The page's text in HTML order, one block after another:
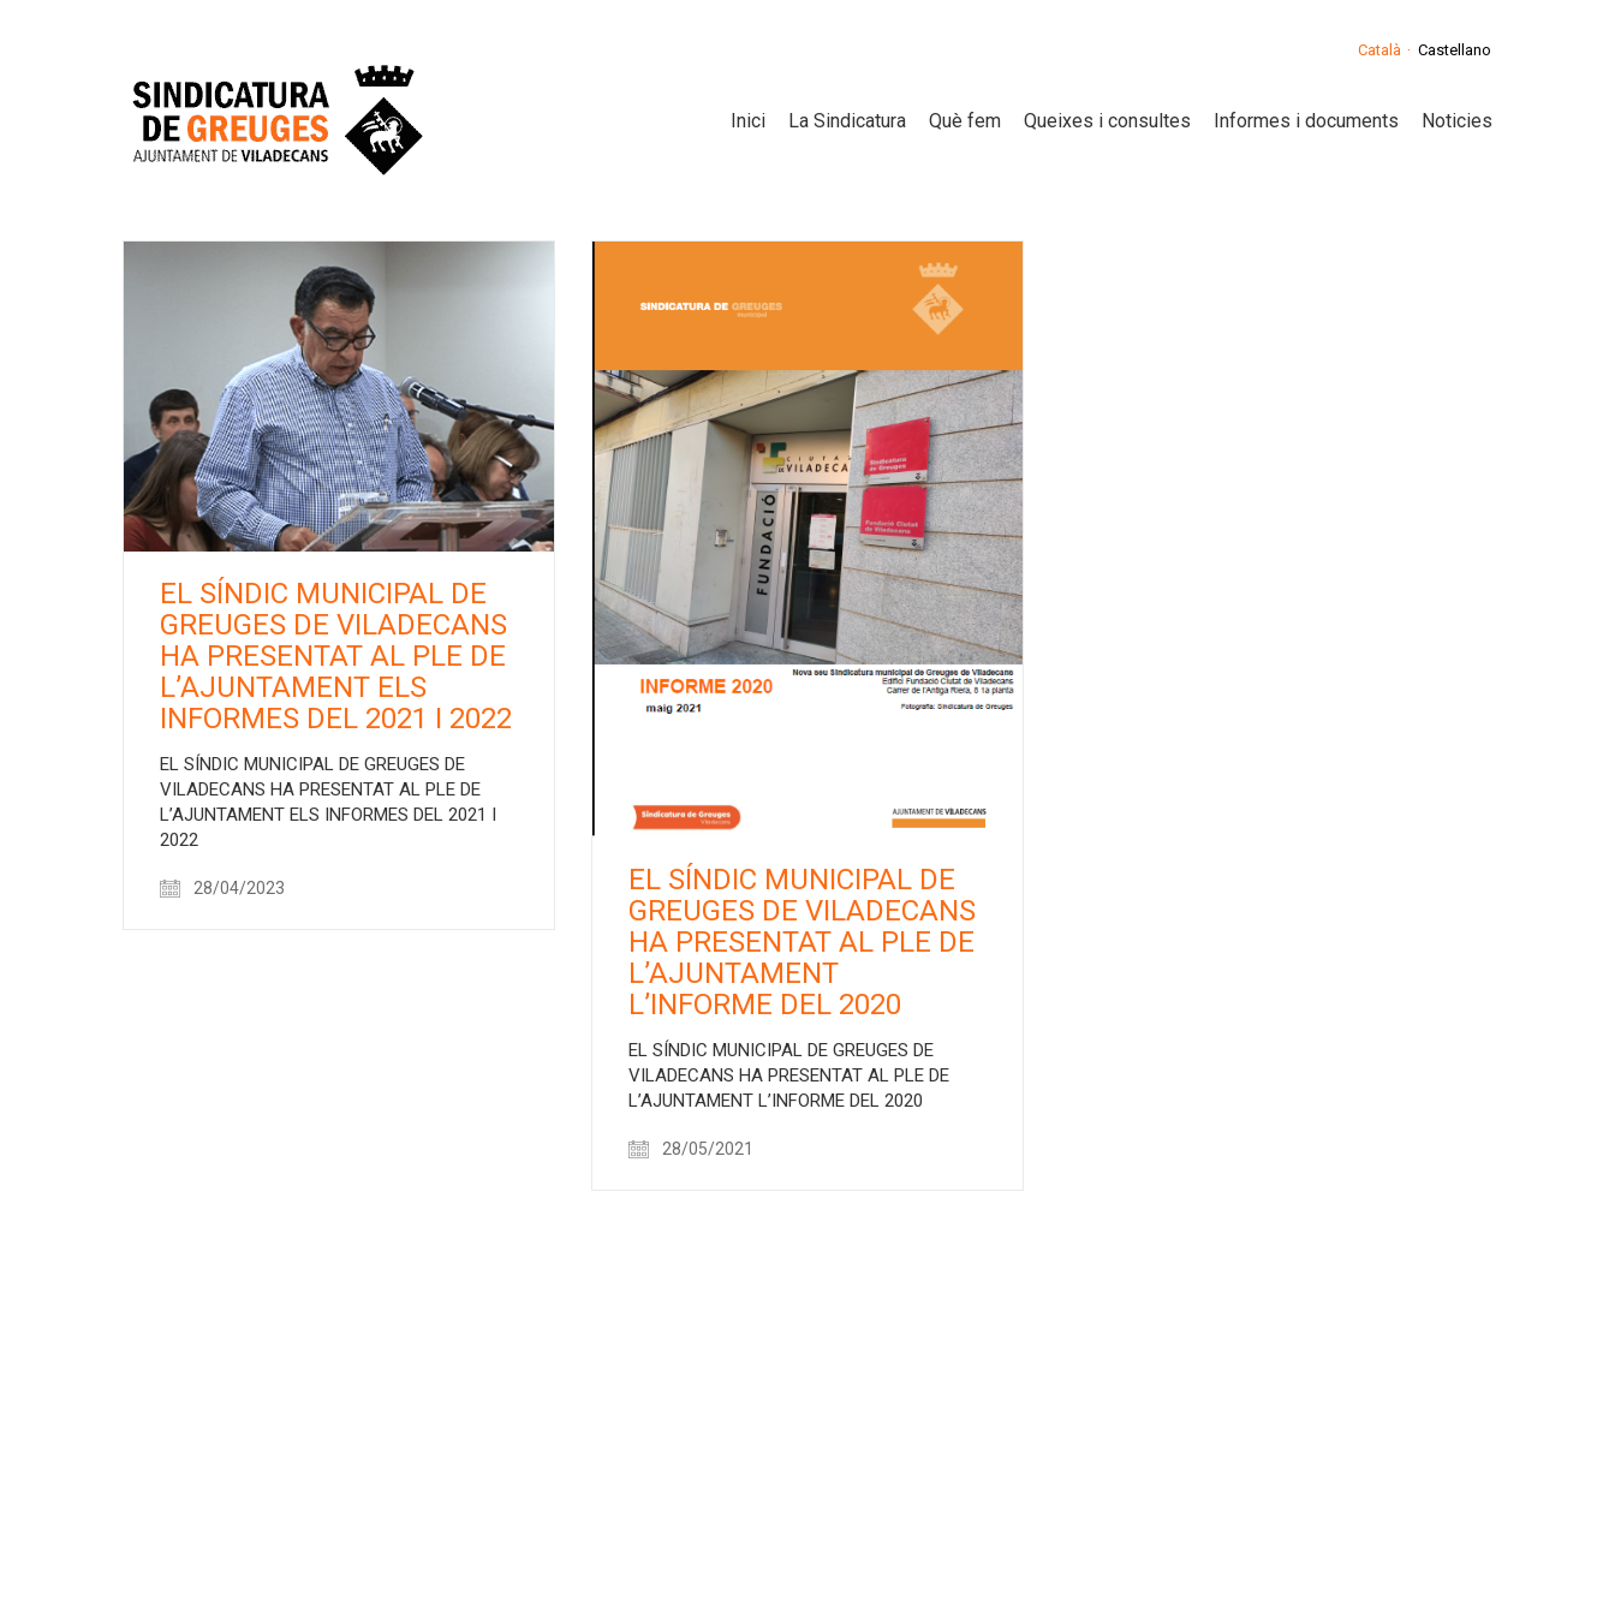
Català Castellano
Inici La Sindicatura Què fem Queixes i consultes Informes i documents Noticies
EL SÍNDIC MUNICIPAL DE
GREUGES DE VILADECANS
HA PRESENTAT AL PLE DE
L’AJUNTAMENT ELS
INFORMES DEL 2021 I 2022
EL SÍNDIC MUNICIPAL DE GREUGES DE
VILADECANS HA PRESENTAT AL PLE DE
L’AJUNTAMENT ELS INFORMES DEL 2021 I
2022
28/04/2023
EL SÍNDIC MUNICIPAL DE
GREUGES DE VILADECANS
HA PRESENTAT AL PLE DE
L’AJUNTAMENT
L’INFORME DEL 2020
EL SÍNDIC MUNICIPAL DE GREUGES DE
VILADECANS HA PRESENTAT AL PLE DE
L’AJUNTAMENT L’INFORME DEL 2020
28/05/2021